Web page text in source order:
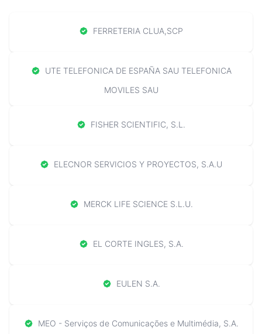
FERRETERIA CLUA,SCP
UTE TELEFONICA DE ESPAÑA SAU TELEFONICA
MOVILES SAU
FISHER SCIENTIFIC, S.L.
ELECNOR SERVICIOS Y PROYECTOS, S.A.U
MERCK LIFE SCIENCE S.L.U.
EL CORTE INGLES, S.A.
EULEN S.A.
MEO - Serviços de Comunicações e Multimédia, S.A.